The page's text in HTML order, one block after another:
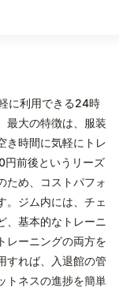
に利用できる24時
最大の特徴は、服装
き時間に気軽にトレ
円前後というリーズ
ため、コストパフォ
。ジム内には、チェ
、基本的なトレーニ
レーニングの両方を
すれば、入退館の管
トネスの進捗を簡単